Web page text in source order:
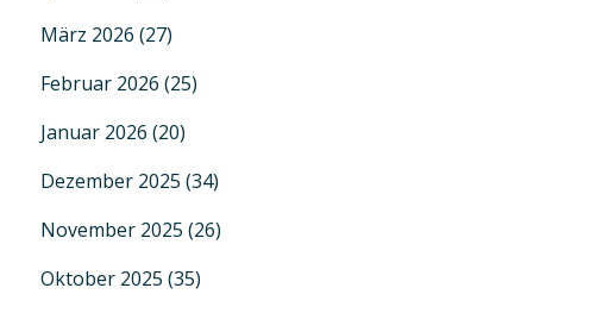
März 2026 (27)
Februar 2026 (25)
Januar 2026 (20)
Dezember 2025 (34)
November 2025 (26)
Oktober 2025 (35)